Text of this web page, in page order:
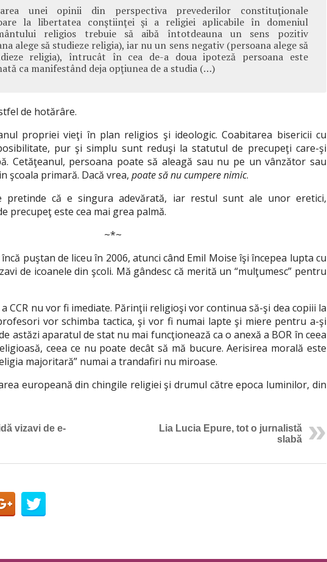
unei opinii din perspectiva prevederilor constituţionale
la libertatea conştiinţei şi a religiei aplicabile în domeniul
religios trebuie să aibă întotdeauna un sens pozitiv
alege să studieze religia), iar nu un sens negativ (persoana alege să
religia), întrucât în cea de-a doua ipoteză persoana este
ca manifestând deja opţiunea de a studia (…)
de hotărâre.
propriei vieţi în plan religios şi ideologic. Coabitarea bisericii cu
pur şi simplu sunt reduşi la statutul de precupeţi care-şi
Cetăţeanul, persoana poate să aleagă sau nu pe un vânzător sau
şcoala primară. Dacă vrea, poate să nu cumpere nimic.
pretinde că e singura adevărată, iar restul sunt ale unor eretici,
precupeţ este cea mai grea palmă.
~*~
puştan de liceu în 2006, atunci când Emil Moise îşi începea lupta cu
de icoanele din şcoli. Mă gândesc că merită un “mulţumesc” pentru
a CCR nu vor fi imediate. Părinţii religioşi vor continua să-şi dea copiii la
vor schimba tactica, şi vor fi numai lapte şi miere pentru a-şi
astăzi aparatul de stat nu mai funcţionează ca o anexă a BOR în ceea
ceea ce nu poate decât să mă bucure. Aerisirea morală este
majoritară” numai a trandafiri nu miroase.
europeană din chingile religiei şi drumul către epoca luminilor, din
vizavi de e-
Lia Lucia Epure, tot o jurnalistă
slabă